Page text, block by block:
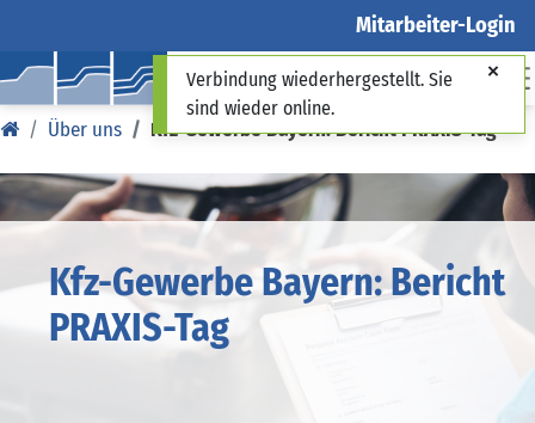
Mitarbeiter-Login
Über uns Kfz-Gewerbe Bayern: Bericht PRAXIS-Tag ​
Kfz-Gewerbe Bayern: Bericht
PRAXIS-Tag
Verbindung wiederhergestellt. Sie
sind wieder online.